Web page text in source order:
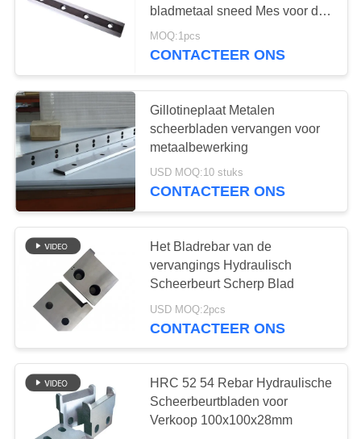
bladmetaal sneed Mes voor de
Non-ferro Metaalindustrie
MOQ:1pcs
CONTACTEER ONS
Gillotineplaat Metalen
scheerbladen vervangen voor
metaalbewerking
USD MOQ:10 stuks
CONTACTEER ONS
Het Bladrebar van de
vervangings Hydraulisch
Scheerbeurt Scherp Blad
USD MOQ:2pcs
CONTACTEER ONS
HRC 52 54 Rebar Hydraulische
Scheerbeurtbladen voor
Verkoop 100x100x28mm